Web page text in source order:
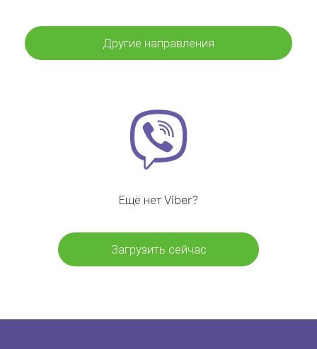
Другие направления
Ещё нет Viber?
Загрузить сейчас